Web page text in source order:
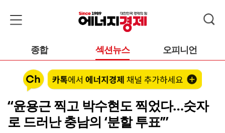
종합 섹션뉴스 오피니언
“윤용근 찍고 박수현도 찍었다…숫자
로 드러난 충남의 ‘분할 투표’”